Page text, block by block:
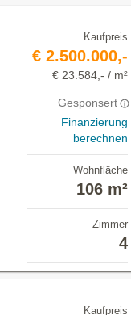
Kaufpreis
€ 2.500.000,-
€ 23.584,- / m²
Gesponsert
Finanzierung
berechnen
Wohnfläche
106 m²
Zimmer
4
Kaufpreis